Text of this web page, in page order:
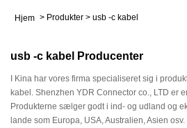
Hjem > Produkter > usb -c kabel
usb -c kabel Producenter
I Kina har vores firma specialiseret sig i
kabel. Shenzhen YDR Connector co., LTD er
Produkterne sælger godt i ind- og udland og
lande som Europa, USA, Australien, Asien